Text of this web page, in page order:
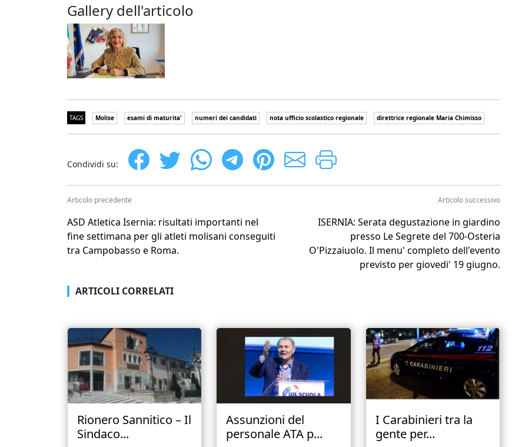
Gallery dell'articolo
TAGS Molise esami di maturita' numeri dei candidati nota ufficio scolastico regionale direttrice regionale Maria Chimisso
Condividi su:
Articolo precedente
ASD Atletica Isernia: risultati importanti nel
fine settimana per gli atleti molisani conseguiti
tra Campobasso e Roma.
Articolo successivo
ISERNIA: Serata degustazione in giardino
presso Le Segrete del 700-Osteria
O'Pizzaiuolo. Il menu' completo dell'evento
previsto per giovedi' 19 giugno.
ARTICOLI CORRELATI
Rionero Sannitico – Il
Sindaco...
Assunzioni del
personale ATA p...
I Carabinieri tra la
gente per...